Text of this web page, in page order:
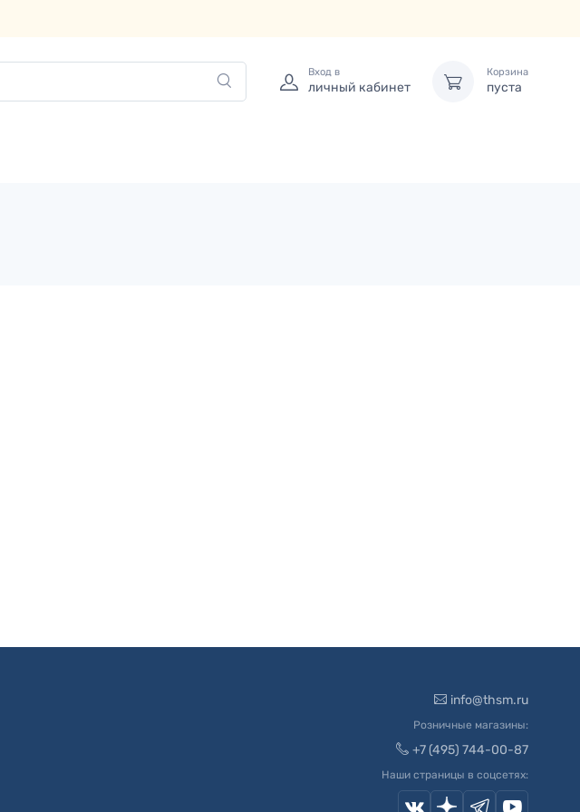
Вход в
личный кабинет
Корзина
пуста
info@thsm.ru
Розничные магазины:
+7 (495) 744-00-87
Наши страницы в соцсетях: